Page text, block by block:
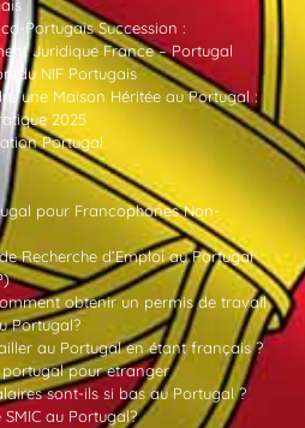
Portugais Succession :
Juridique France – Portugal
du NIF Portugais
une Maison Héritée au Portugal :
2025
Portugal
pour Francophones Non-
Recherche d’Emploi au Portugal
obtenir un permis de travail
Portugal?
au Portugal en étant français ?
portugal pour etranger
sont-ils si bas au Portugal ?
SMIC au Portugal?